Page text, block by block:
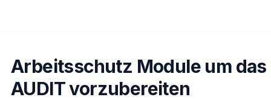
Arbeitsschutz Module um das
AUDIT vorzubereiten